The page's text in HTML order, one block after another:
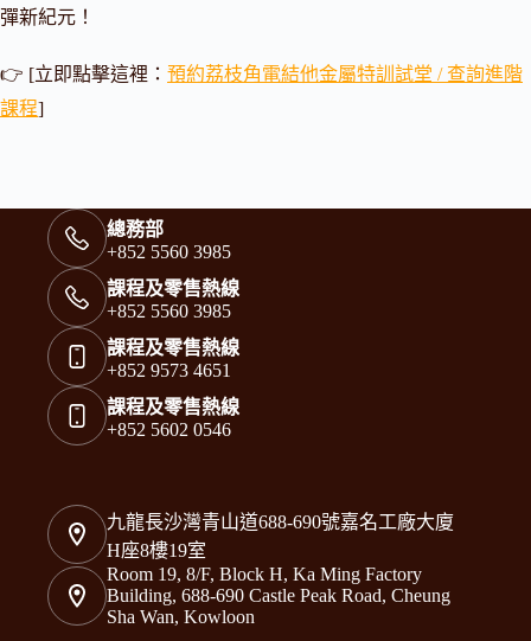
彈新紀元！
👉 [立即點擊這裡： 預約荔枝角電結他金屬特訓試堂 / 查詢進階
課程]
總務部
+852 5560 3985
課程及零售熱線
+852 5560 3985
課程及零售熱線
+852 9573 4651
課程及零售熱線
+852 5602 0546
九龍長沙灣青山道688-690號嘉名工廠大廈
H座8樓19室
Room 19, 8/F, Block H, Ka Ming Factory
Building, 688-690 Castle Peak Road, Cheung
Sha Wan, Kowloon